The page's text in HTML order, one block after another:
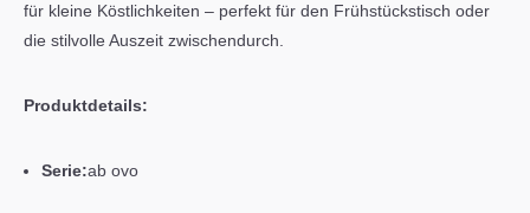
für kleine Köstlichkeiten – perfekt für den Frühstückstisch oder
die stilvolle Auszeit zwischendurch.
Produktdetails:
Serie:ab ovo